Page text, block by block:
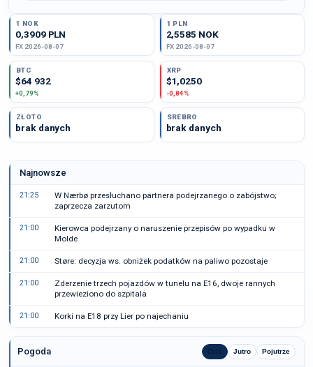
1 NOK
0,3909 PLN
FX 2026-08-07
1 PLN
2,5585 NOK
FX 2026-08-07
BTC
$64 932
+0,79%
XRP
$1,0250
-0,84%
ZŁOTO
brak danych
SREBRO
brak danych
Najnowsze
21:25
W Nærbø przesłuchano partnera podejrzanego o zabójstwo;
zaprzecza zarzutom
21:00
Kierowca podejrzany o naruszenie przepisów po wypadku w
Molde
21:00 Støre: decyzja ws. obniżek podatków na paliwo pozostaje
21:00
Zderzenie trzech pojazdów w tunelu na E16, dwoje rannych
przewieziono do szpitala
21:00 Korki na E18 przy Lier po najechaniu
Pogoda Dziś Jutro Pojutrze